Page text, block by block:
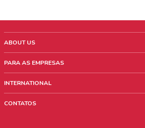
ABOUT US
Quem Somos
Trabalhe conosco
PARA AS EMPRESAS
Informações comerciais
INTERNATIONAL
CONTATOS